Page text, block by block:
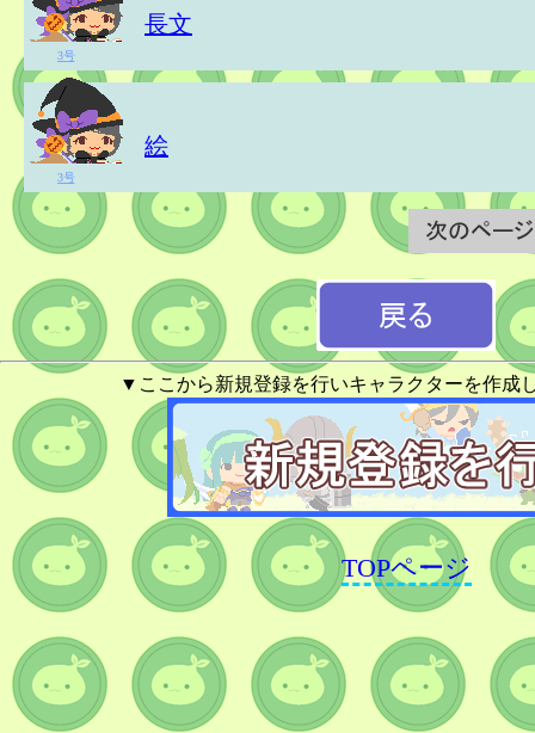
長文
3号
絵
3号
▼ここから新規登録を行いキャラクターを作成
TOPページ